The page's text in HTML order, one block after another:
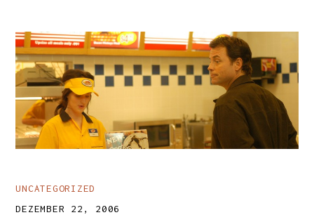
UNCATEGORIZED
DEZEMBER 22, 2006